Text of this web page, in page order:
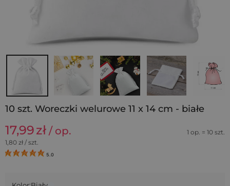
10 szt. Woreczki welurowe 11 x 14 cm - białe
17,99zł / op.
1 op. = 10 szt.
1,80 zł / szt.
5.0